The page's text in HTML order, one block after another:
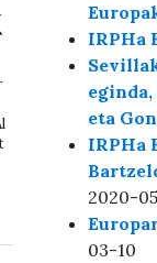
IRPHa
eta
IRPHa
2020-
03-10